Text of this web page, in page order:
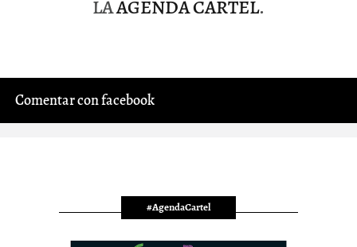
LAAGENDA CARTEL.
Comentar con facebook
#AgendaCartel